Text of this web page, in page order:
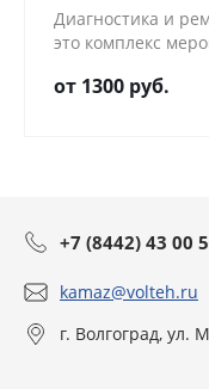
Диагностика и
это комплекс
от 1300 руб.
+7 (8442) 43 00
kamaz@volteh.ru
г. Волгоград, ул.